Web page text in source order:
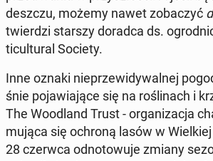
deszczu, możemy nawet zo­ba­czyć
twier­dzi starszy doradca ds.
ti­cul­tu­ral Society.
Inne oznaki nie­prze­wi­dy­wal­nej
śnie po­ja­wia­ją­ce się na ro­śli­nach i
The Wo­odland Trust - or­ga­ni­za­cja
mu­ją­ca się ochroną lasów w
28 czerwca od­no­to­wu­je zmiany